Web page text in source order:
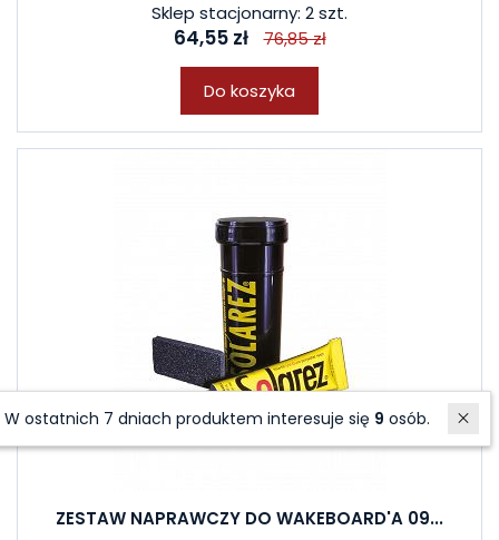
Sklep stacjonarny: 2 szt.
64,55 zł 76,85 zł
Do koszyka
ZESTAW NAPRAWCZY DO WAKEBOARD'A 09...
W ostatnich 7 dniach produktem interesuje się9osób.